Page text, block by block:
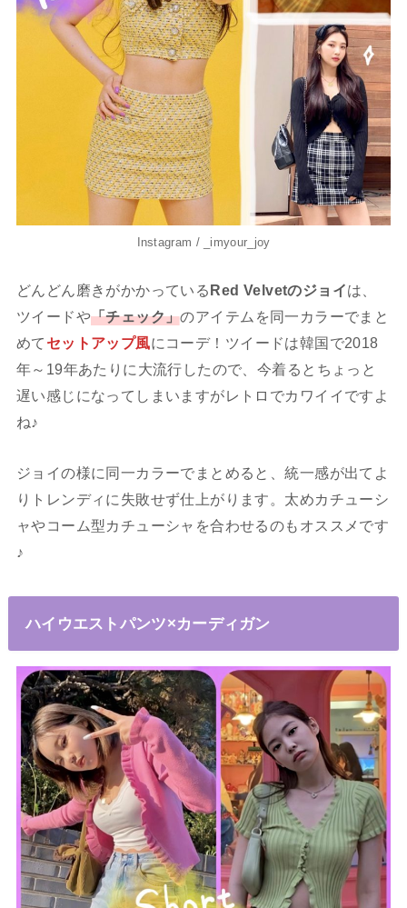
Instagram / _imyour_joy
どんどん磨きがかかっている Red Velvetのジョイは、
ツイードや「チェック」のアイテムを同一カラーでまと
めて セットアップ風にコーデ！ツイードは韓国で2018
年～19年あたりに大流行したので、今着るとちょっと
遅い感じになってしまいますがレトロでカワイイですよ
ね♪
ジョイの様に同一カラーでまとめると、統一感が出てよ
りトレンディに失敗せず仕上がります。太めカチューシ
ャやコーム型カチューシャを合わせるのもオススメです
♪
ハイウエストパンツ×カーディガン